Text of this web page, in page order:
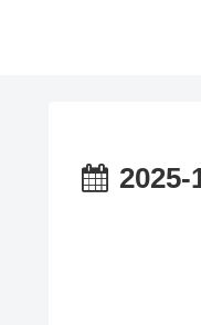
2025-